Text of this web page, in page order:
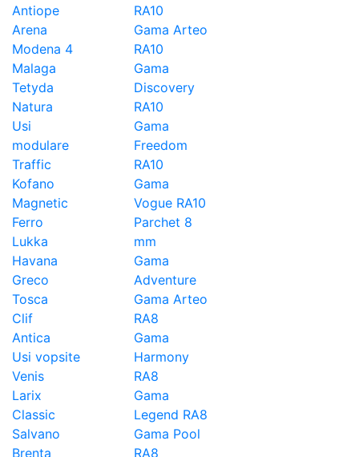
Antiope
Arena
Modena 4
Malaga
Tetyda
Natura
Usi
modulare
Traffic
Kofano
Magnetic
Ferro
Lukka
Havana
Greco
Tosca
Clif
Antica
Usi vopsite
Venis
Larix
Classic
Salvano
Brenta
RA10
Gama Arteo
RA10
Gama
Discovery
RA10
Gama
Freedom
RA10
Gama
Vogue RA10
Parchet 8
mm
Gama
Adventure
Gama Arteo
RA8
Gama
Harmony
RA8
Gama
Legend RA8
Gama Pool
RA8